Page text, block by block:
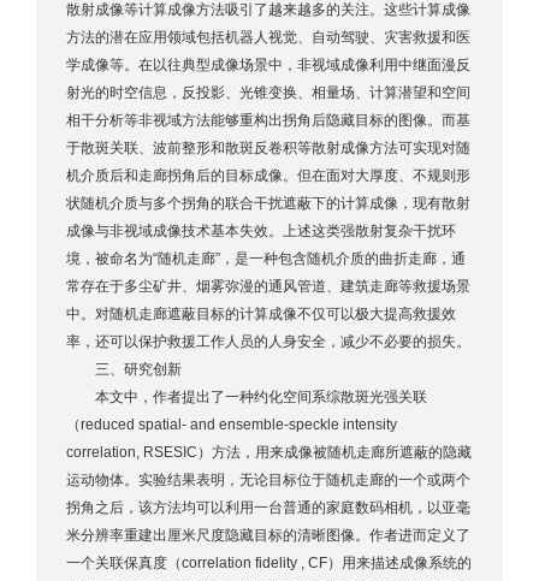
散射成像等计算成像方法吸引了越来越多的关注。这些计算成像
方法的潜在应用领域包括机器人视觉、自动驾驶、灾害救援和医
学成像等。在以往典型成像场景中，非视域成像利用中继面漫反
射光的时空信息，反投影、光锥变换、相量场、计算潜望和空间
相干分析等非视域方法能够重构出拐角后隐藏目标的图像。而基
于散斑关联、波前整形和散斑反卷积等散射成像方法可实现对随
机介质后和走廊拐角后的目标成像。但在面对大厚度、不规则形
状随机介质与多个拐角的联合干扰遮蔽下的计算成像，现有散射
成像与非视域成像技术基本失效。上述这类强散射复杂干扰环
境，被命名为“随机走廊”，是一种包含随机介质的曲折走廊，通
常存在于多尘矿井、烟雾弥漫的通风管道、建筑走廊等救援场景
中。对随机走廊遮蔽目标的计算成像不仅可以极大提高救援效
率，还可以保护救援工作人员的人身安全，减少不必要的损失。
三、研究创新
本文中，作者提出了一种约化空间系综散斑光强关联
（reduced spatial- and ensemble-speckle intensity
correlation, RSESIC）方法，用来成像被随机走廊所遮蔽的隐藏
运动物体。实验结果表明，无论目标位于随机走廊的一个或两个
拐角之后，该方法均可以利用一台普通的家庭数码相机，以亚毫
米分辨率重建出厘米尺度隐藏目标的清晰图像。作者进而定义了
一个关联保真度（correlation fidelity , CF）用来描述成像系统的